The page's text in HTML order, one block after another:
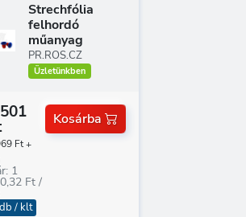
Strechfólia
felhordó
műanyag
PR.ROS.CZ
Üzletünkben
Ft +
1
Ft /
/ klt
Kosárba